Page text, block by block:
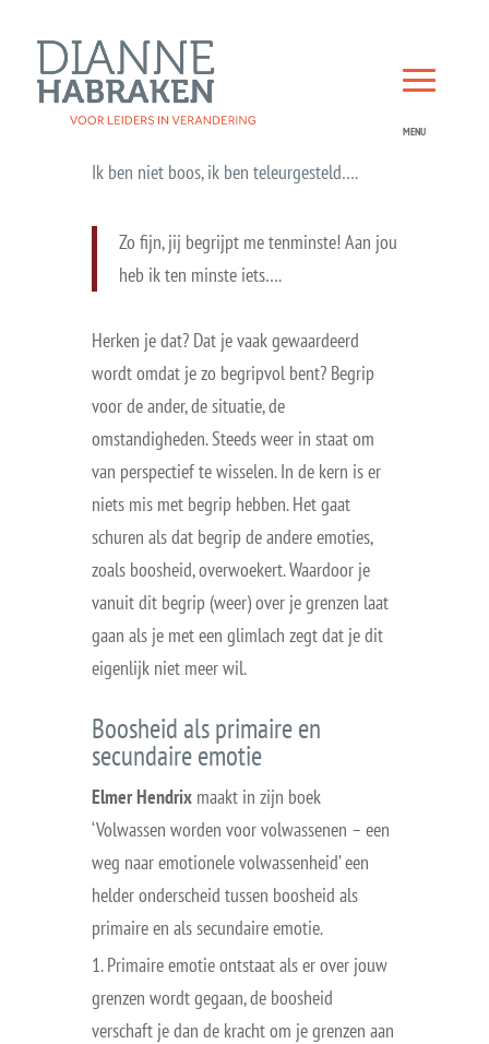
Ik ben niet boos, ik ben teleurgesteld….
Zo fijn, jij begrijpt me tenminste! Aan jou
heb ik ten minste iets….
Herken je dat? Dat je vaak gewaardeerd
wordt omdat je zo begripvol bent? Begrip
voor de ander, de situatie, de
omstandigheden. Steeds weer in staat om
van perspectief te wisselen. In de kern is er
niets mis met begrip hebben. Het gaat
schuren als dat begrip de andere emoties,
zoals boosheid, overwoekert. Waardoor je
vanuit dit begrip (weer) over je grenzen laat
gaan als je met een glimlach zegt dat je dit
eigenlijk niet meer wil.
Boosheid als primaire en
secundaire emotie
Elmer Hendrix maakt in zijn boek
‘Volwassen worden voor volwassenen – een
weg naar emotionele volwassenheid’ een
helder onderscheid tussen boosheid als
primaire en als secundaire emotie.
Primaire emotie ontstaat als er over jouw
grenzen wordt gegaan, de boosheid
verschaft je dan de kracht om je grenzen aan